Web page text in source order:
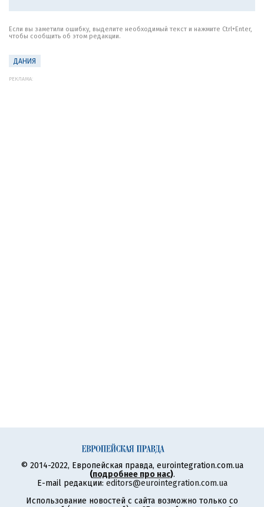
Если вы заметили ошибку, выделите необходимый текст и нажмите Ctrl+Enter,
чтобы сообщить об этом редакции.
ДАНИЯ
РЕКЛАМА:
© 2014-2022, Европейская правда, eurointegration.com.ua
(подробнее про нас).
E-mail редакции: editors@eurointegration.com.ua
Использование новостей с сайта возможно только со